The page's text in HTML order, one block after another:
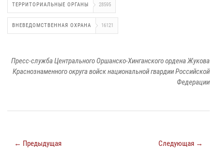
ТЕРРИТОРИАЛЬНЫЕ ОРГАНЫ 28595
ВНЕВЕДОМСТВЕННАЯ ОХРАНА 16121
Пресс-служба Центрального Оршанско-Хинганского ордена Жукова
Краснознаменного округа войск национальной гвардии Российской
Федерации
← Предыдущая Следующая →